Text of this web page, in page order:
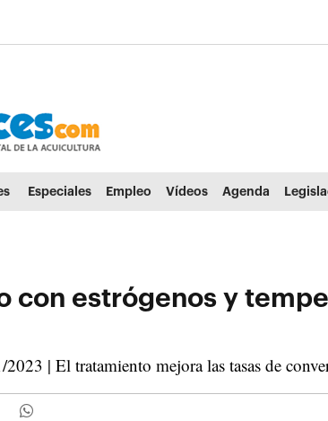
Especiales Empleo Vídeos Agenda
con estrógenos y
| El tratamiento mejora las tasas de